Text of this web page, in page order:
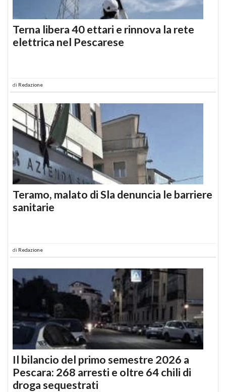
Terna libera 40 ettari e rinnova la rete
elettrica nel Pescarese
di Redazione
Teramo, malato di Sla denuncia le barriere
sanitarie
di Redazione
Il bilancio del primo semestre 2026 a
Pescara: 268 arresti e oltre 64 chili di
droga sequestrati